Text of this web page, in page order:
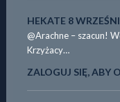
HEKATE 8
@Arachne – szacun!
Krzyżacy…
ZALOGUJ SIĘ, ABY